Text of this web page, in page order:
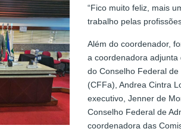
“Fico muito feliz, mais
trabalho pelas
Além do coordenador,
a coordenadora
do Conselho Federal
(CFFa), Andrea Cintra
executivo, Jenner de
Conselho Federal de
coordenadora das